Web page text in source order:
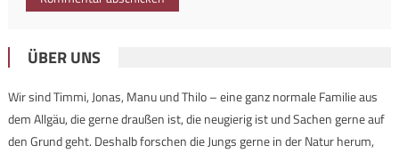
ÜBER UNS
Wir sind Timmi, Jonas, Manu und Thilo – eine ganz normale Familie aus
dem Allgäu, die gerne draußen ist, die neugierig ist und Sachen gerne auf
den Grund geht. Deshalb forschen die Jungs gerne in der Natur herum,